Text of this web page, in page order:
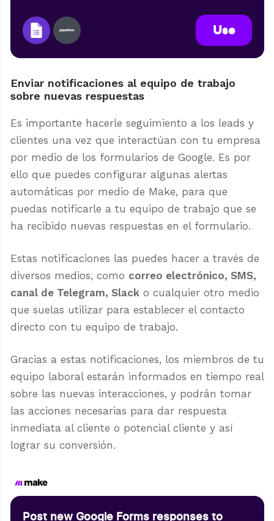
Use
Enviar notificaciones al equipo de trabajo
sobre nuevas respuestas
Es importante hacerle seguimiento a los leads y
clientes una vez que interactúan con tu empresa
por medio de los formularios de Google. Es por
ello que puedes configurar algunas alertas
automáticas por medio de Make, para que
puedas notificarle a tu equipo de trabajo que se
ha recibido nuevas respuestas en el formulario.
Estas notificaciones las puedes hacer a través de
diversos medios, como correo electrónico, SMS,
canal de Telegram, Slack o cualquier otro medio
que suelas utilizar para establecer el contacto
directo con tu equipo de trabajo.
Gracias a estas notificaciones, los miembros de tu
equipo laboral estarán informados en tiempo real
sobre las nuevas interacciones, y podrán tomar
las acciones necesarias para dar respuesta
inmediata al cliente o potencial cliente y así
lograr su conversión.
Post new Google Forms responses to